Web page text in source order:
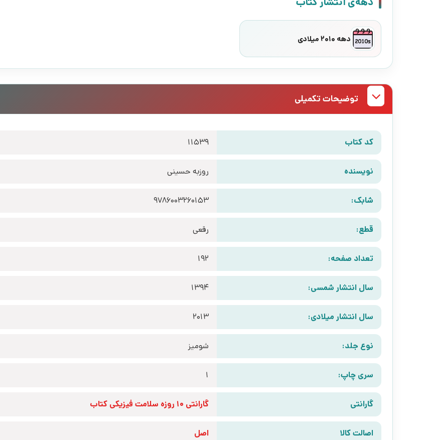
دهه 2010 میلادی
توضیحات تکمیلی
کد کتاب 11539
نویسنده روزبه حسینی
شابک: 9786003260153
قطع: رقعی
تعداد صفحه: 192
سال انتشار شمسی: 1394
سال انتشار میلادی: 2013
نوع جلد: شومیز
سری چاپ: 1
گارانتی گارانتی 10 روزه سلامت فیزیکی کتاب
اصالت کالا اصل